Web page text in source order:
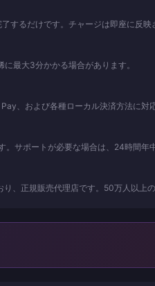
するだけです。チャージは即座に反映
最大3分かかる場合があります。
、および各種ローカル決済方法に対応
サポートが必要な場合は、24時間年
、正規販売代理店です。50万人以上